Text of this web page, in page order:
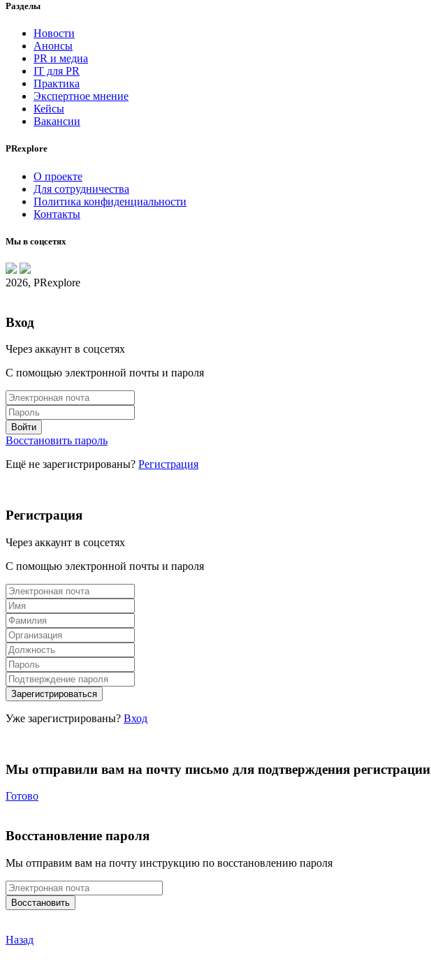
Разделы
Новости
Анонсы
PR и медиа
IT для PR
Практика
Экспертное мнение
Кейсы
Вакансии
PRexplore
О проекте
Для сотрудничества
Политика конфиденциальности
Контакты
Мы в соцсетях
2026, PRexplore
Вход
Через аккаунт в соцсетях
С помощью электронной почты и пароля
Восстановить пароль
Ещё не зарегистрированы? Регистрация
Регистрация
Через аккаунт в соцсетях
С помощью электронной почты и пароля
Уже зарегистрированы? Вход
Мы отправили вам на почту письмо для подтверждения регистрации
Готово
Восстановление пароля
Мы отправим вам на почту инструкцию по восстановлению пароля
Назад